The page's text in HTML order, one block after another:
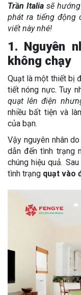
Trần Italia sẽ
phát ra tiếng động
viết này nhé!
1. Nguyên
không chạy
Quạt là một thiết bị
tiết nóng nực. Tuy
quạt lên điện
nhiều bất tiện và
của bạn.
Vậy nguyên nhân
dẫn đến tình trạng
chúng hiệu quả.
tình trạng quạt vào